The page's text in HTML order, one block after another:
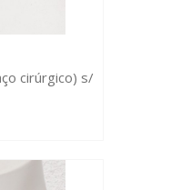
cirúrgico) s/